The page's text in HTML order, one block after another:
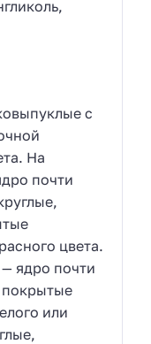
с
На
почти
цвета.
ядро почти
покрытые
или